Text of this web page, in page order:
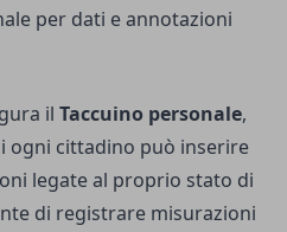
per dati e annotazioni
il Taccuino personale,
ogni cittadino può inserire
legate al proprio stato di
di registrare misurazioni